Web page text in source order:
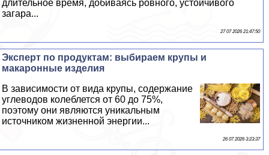
длительное время, добиваясь ровного, устойчивого
загара...
27 07 2026 21:47:50
Эксперт по продуктам: выбираем крупы и
макаронные изделия
В зависимости от вида крупы, содержание
углеводов колeблется от 60 до 75%,
поэтому они являются уникальным
источником жизненной энергии...
26 07 2026 3:23:37